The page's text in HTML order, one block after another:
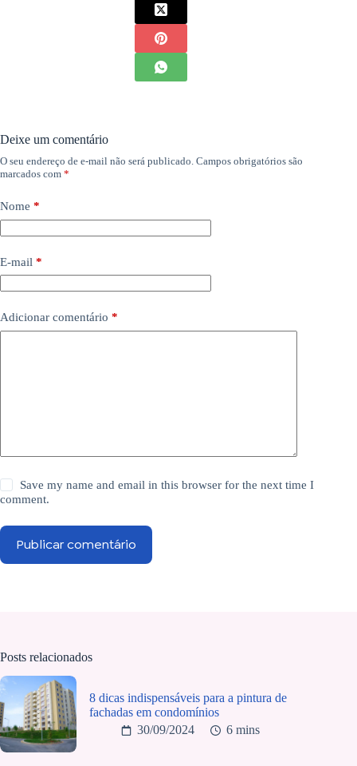
Deixe um comentário
O seu endereço de e-mail não será publicado. Campos obrigatórios são
marcados com *
Nome *
E-mail *
Adicionar comentário *
Save my name and email in this browser for the next time I
comment.
Publicar comentário
Posts relacionados
8 dicas indispensáveis para a pintura de
fachadas em condomínios
30/09/2024
6 mins